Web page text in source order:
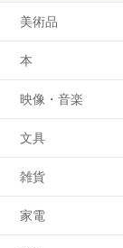
美術品
本
映像・音楽
文具
雑貨
家電